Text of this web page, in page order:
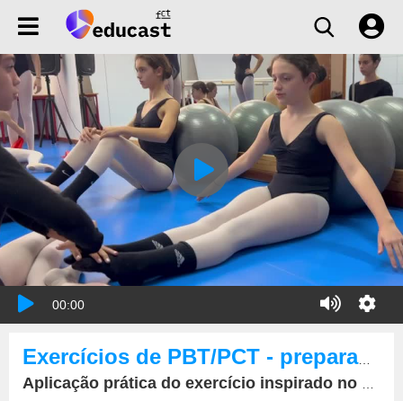
00:00
Exercícios de PBT/PCT - preparação para meio aquático
Aplicação prática do exercício inspirado no Unlock the back